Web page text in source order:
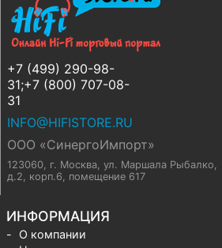
+7 (499) 290-98-
31;+7 (800) 707-08-
31
INFO@HIFISTORE.RU
ООО «СинергоИмпорт»
123060, г. Москва, ул. Маршала Рыбалко,
д.2, корп.6, помещение 617
ИНФОРМАЦИЯ
О компании